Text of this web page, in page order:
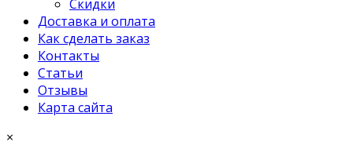
Скидки
Доставка и оплата
Как сделать заказ
Контакты
Статьи
Отзывы
Карта сайта
×